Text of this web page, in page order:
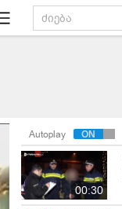
Autoplay
00:30